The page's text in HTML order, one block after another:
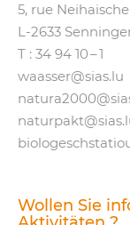
5, rue
L‑2633
T : 34 94 10 – 1
waasser@​sias.​lu
Wollen Sie